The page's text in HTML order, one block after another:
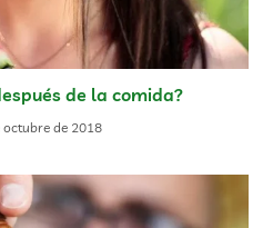
de la comida?
octubre de 2018